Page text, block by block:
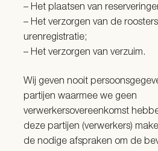
– Het plaatsen van
– Het verzorgen van de
urenregistratie;
– Het verzorgen van verzuim.
Wij geven nooit
partijen waarmee we geen
verwerkersovereenkomst
deze partijen (verwerkers)
de nodige afspraken om de